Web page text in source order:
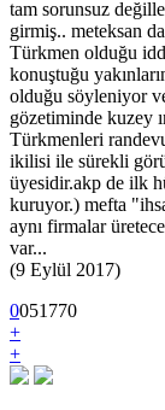
tam sorunsuz
girmiş.. meteksan
Türkmen olduğu
konuştuğu
olduğu söyleniyor
gözetiminde kuzey
Türkmenleri
ikilisi ile sürekli
üyesidir.akp de ilk
kuruyor.) mefta
aynı firmalar
var...
(9 Eylül 2017)
0051770
+
+